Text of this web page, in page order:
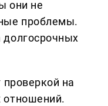
они не
проблемы.
долгосрочных
проверкой на
отношений.